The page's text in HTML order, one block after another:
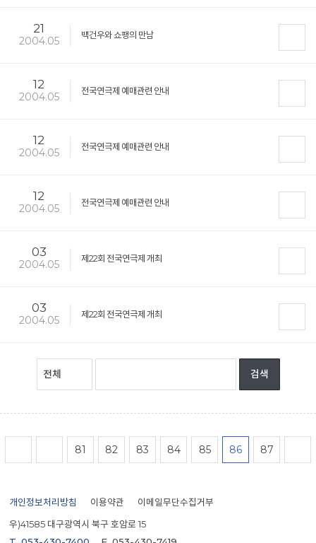
21
2004.05 백건우와 쇼팽의 만남
12
2004.05 전국연극제 예매관련 안내
12
2004.05 전국연극제 예매관련 안내
12
2004.05 전국연극제 예매관련 안내
03
2004.05 제22회 전국연극제 개최
03
2004.05 제22회 전국연극제 개최
이전81 82 83 84 85 86 87
개인정보처리방침 이용약관
이메일무단수집거부
우)41585 대구광역시 북구 호암로 15